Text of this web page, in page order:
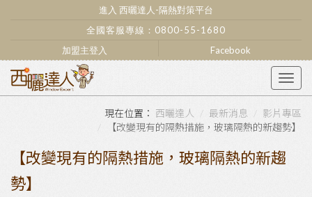
進入 西曬達人-隔熱對策平台
全國客服專線： 0800-55-1680
加盟主登入
Facebook
西曬達人 最新消息
影片專區
【改變現有的隔熱措施，玻璃隔熱的新趨勢】
【改變現有的隔熱措施，玻璃隔熱的新趨
勢】